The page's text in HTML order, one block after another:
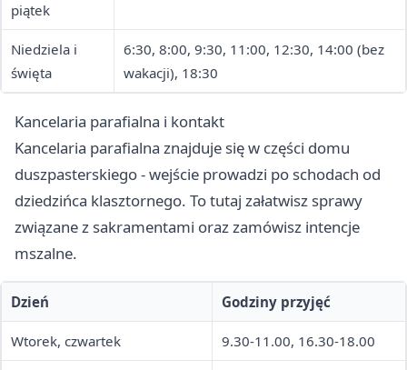
piątek
Niedziela i
święta
6:30, 8:00, 9:30, 11:00, 12:30, 14:00 (bez
wakacji), 18:30
Kancelaria parafialna i kontakt
Kancelaria parafialna znajduje się w części domu
duszpasterskiego - wejście prowadzi po schodach od
dziedzińca klasztornego. To tutaj załatwisz sprawy
związane z sakramentami oraz zamówisz intencje
mszalne.
Dzień Godziny przyjęć
Wtorek, czwartek 9.30-11.00, 16.30-18.00